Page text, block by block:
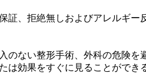
証、拒絶無しおよびアレルギー
のない整形手術、外科の危険を
は効果をすぐに見ることができ